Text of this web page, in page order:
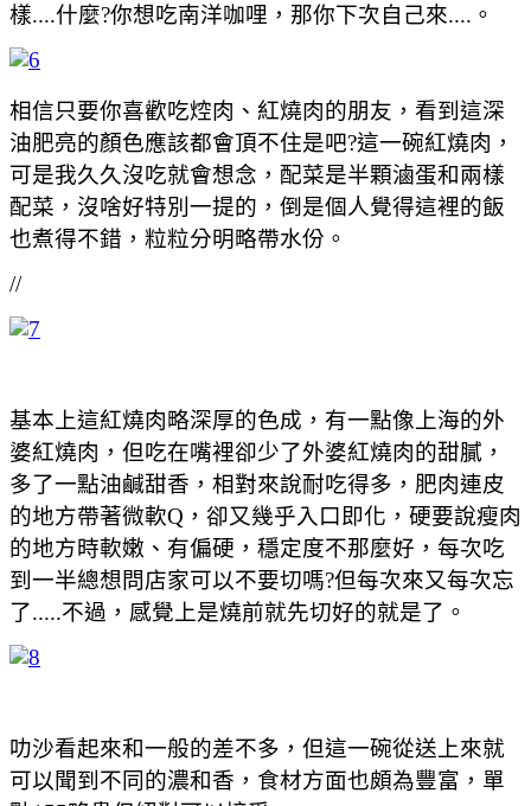
樣....什麼?你想吃南洋咖哩，那你下次自己來....。
相信只要你喜歡吃焢肉、紅燒肉的朋友，看到這深
油肥亮的顏色應該都會頂不住是吧?這一碗紅燒肉，
可是我久久沒吃就會想念，配菜是半顆滷蛋和兩樣
配菜，沒啥好特別一提的，倒是個人覺得這裡的飯
也煮得不錯，粒粒分明略帶水份。
//
基本上這紅燒肉略深厚的色成，有一點像上海的外
婆紅燒肉，但吃在嘴裡卻少了外婆紅燒肉的甜膩，
多了一點油鹹甜香，相對來說耐吃得多，肥肉連皮
的地方帶著微軟Q，卻又幾乎入口即化，硬要說瘦肉
的地方時軟嫩、有偏硬，穩定度不那麼好，每次吃
到一半總想問店家可以不要切嗎?但每次來又每次忘
了.....不過，感覺上是燒前就先切好的就是了。
叻沙看起來和一般的差不多，但這一碗從送上來就
可以聞到不同的濃和香，食材方面也頗為豐富，單